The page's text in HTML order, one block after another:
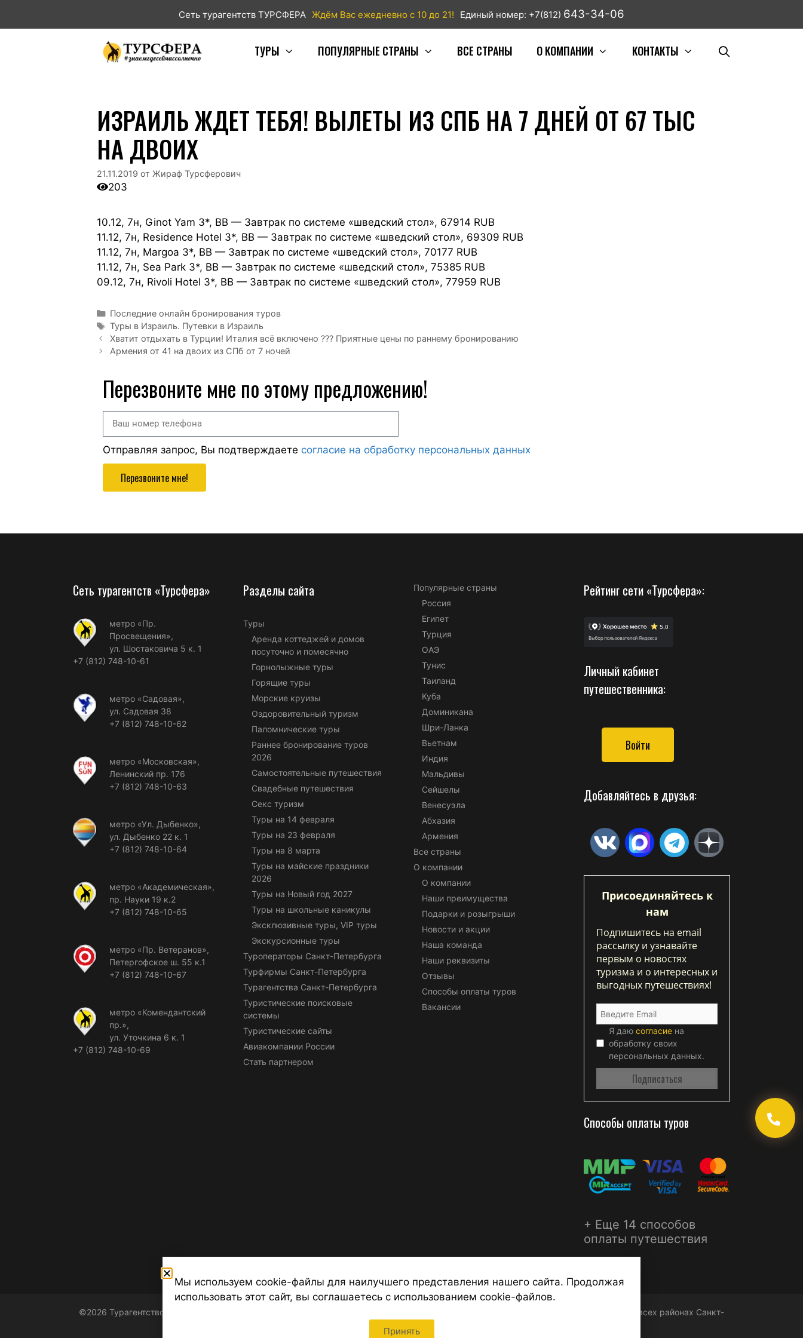
Сеть турагентств ТУРСФЕРА Ждём Вас ежедневно с 10 до 21! Единый номер: +7(812) 643-34-06
ТУРЫ ПОПУЛЯРНЫЕ СТРАНЫ ВСЕ СТРАНЫ О КОМПАНИИ КОНТАКТЫ
ИЗРАИЛЬ ЖДЕТ ТЕБЯ! ВЫЛЕТЫ ИЗ СПБ НА 7 ДНЕЙ ОТ 67 ТЫС
НА ДВОИХ
21.11.2019 от Жираф Турсферович
203
10.12, 7н, Ginot Yam 3*, BB — Завтрак по системе «шведский стол», 67914 RUB
11.12, 7н, Residence Hotel 3*, BB — Завтрак по системе «шведский стол», 69309 RUB
11.12, 7н, Margoa 3*, BB — Завтрак по системе «шведский стол», 70177 RUB
11.12, 7н, Sea Park 3*, BB — Завтрак по системе «шведский стол», 75385 RUB
09.12, 7н, Rivoli Hotel 3*, BB — Завтрак по системе «шведский стол», 77959 RUB
Последние онлайн бронирования туров
Туры в Израиль. Путевки в Израиль
Хватит отдыхать в Турции! Италия всё включено ??? Приятные цены по раннему бронированию
Армения от 41 на двоих из СПб от 7 ночей
Перезвоните мне по этому предложению!
Отправляя запрос, Вы подтверждаете согласие на обработку персональных данных
Перезвоните мне!
Сеть турагентств «Турсфера»
метро «Пр.
Просвещения»,
ул. Шостаковича 5 к. 1
+7 (812) 748-10-61
метро «Садовая»,
ул. Садовая 38
+7 (812) 748-10-62
метро «Московская»,
Ленинский пр. 176
+7 (812) 748-10-63
метро «Ул. Дыбенко»,
ул. Дыбенко 22 к. 1
+7 (812) 748-10-64
метро «Академическая»,
пр. Науки 19 к.2
+7 (812) 748-10-65
метро «Пр. Ветеранов»,
Петергофское ш. 55 к.1
+7 (812) 748-10-67
метро «Комендантский
пр.»,
ул. Уточкина 6 к. 1
+7 (812) 748-10-69
Разделы сайта
Туры
Аренда коттеджей и домов
посуточно и помесячно
Горнолыжные туры
Горящие туры
Морские круизы
Оздоровительный туризм
Паломнические туры
Раннее бронирование туров
2026
Самостоятельные путешествия
Свадебные путешествия
Секс туризм
Туры на 14 февраля
Туры на 23 февраля
Туры на 8 марта
Туры на майские праздники
2026
Туры на Новый год 2027
Туры на школьные каникулы
Эксклюзивные туры, VIP туры
Экскурсионные туры
Туроператоры Санкт-Петербурга
Турфирмы Санкт-Петербурга
Турагентства Санкт-Петербурга
Туристические поисковые
системы
Туристические сайты
Авиакомпании России
Стать партнером
Популярные страны
Россия
Египет
Турция
ОАЭ
Тунис
Таиланд
Куба
Доминикана
Шри-Ланка
Вьетнам
Индия
Мальдивы
Сейшелы
Венесуэла
Абхазия
Армения
Все страны
О компании
О компании
Наши преимущества
Подарки и розыгрыши
Новости и акции
Наша команда
Наши реквизиты
Отзывы
Способы оплаты туров
Вакансии
Рейтинг сети «Турсфера»:
Личный кабинет
путешественника:
Войти
Добавляйтесь в друзья:
Присоединяйтесь к
нам
Подпишитесь на email
рассылку и узнавайте
первым о новостях
туризма и о интересных и
выгодных путешествиях!
Я даю согласие на
обработку своих
персональных данных.
Способы оплаты туров
+ Еще 14 способов
оплаты путешествия
©2026 Турагентство Турсфера - Поиск туров от надежных туроператоров, официальный сайт турфирмы ТУРСФЕРА - турагентства во всех районах Санкт-
Мы используем cookie-файлы для наилучшего представления нашего сайта. Продолжая
использовать этот сайт, вы соглашаетесь с использованием cookie-файлов.
Принять